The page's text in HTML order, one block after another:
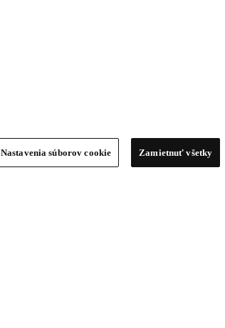
Nastavenia súborov cookie Zamietnuť všetky